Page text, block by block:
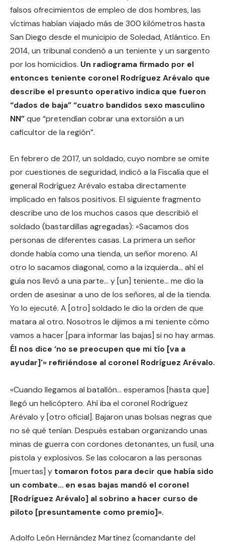
falsos ofrecimientos de empleo de dos hombres, las
víctimas habían viajado más de 300 kilómetros hasta
San Diego desde el municipio de Soledad, Atlántico. En
2014, un tribunal condenó a un teniente y un sargento
por los homicidios. Un radiograma firmado por el
entonces teniente coronel Rodríguez Arévalo que
describe el presunto operativo indica que fueron
“dados de baja” “cuatro bandidos sexo masculino
NN”que “pretendían cobrar una extorsión a un
caficultor de la región”.
En febrero de 2017, un soldado, cuyo nombre se omite
por cuestiones de seguridad, indicó a la Fiscalía que el
general Rodríguez Arévalo estaba directamente
implicado en falsos positivos. El siguiente fragmento
describe uno de los muchos casos que describió el
soldado (bastardillas agregadas): «Sacamos dos
personas de diferentes casas. La primera un señor
donde había como una tienda, un señor moreno. Al
otro lo sacamos diagonal, como a la izquierda… ahí el
guía nos llevó a una parte… y [un] teniente… me dio la
orden de asesinar a uno de los señores, al de la tienda.
Yo lo ejecuté. A [otro] soldado le dio la orden de que
matara al otro. Nosotros le dijimos a mi teniente cómo
vamos a hacer [para informar las bajas] si no hay armas.
Él nos dice ‘no se preocupen que mi tío [va a
ayudar]'» refiriéndose al coronel Rodríguez Arévalo.
«Cuando llegamos al batallón… esperamos [hasta que]
llegó un helicóptero. Ahí iba el coronel Rodríguez
Arévalo y [otro oficial]. Bajaron unas bolsas negras que
no sé qué tenían. Después estaban organizando unas
minas de guerra con cordones detonantes, un fusil, una
pistola y explosivos. Se las colocaron a las personas
[muertas] y tomaron fotos para decir que había sido
un combate… en esas bajas mandó el coronel
[Rodríguez Arévalo] al sobrino a hacer curso de
piloto [presuntamente como premio]».
Adolfo León Hernández Martínez (comandante del